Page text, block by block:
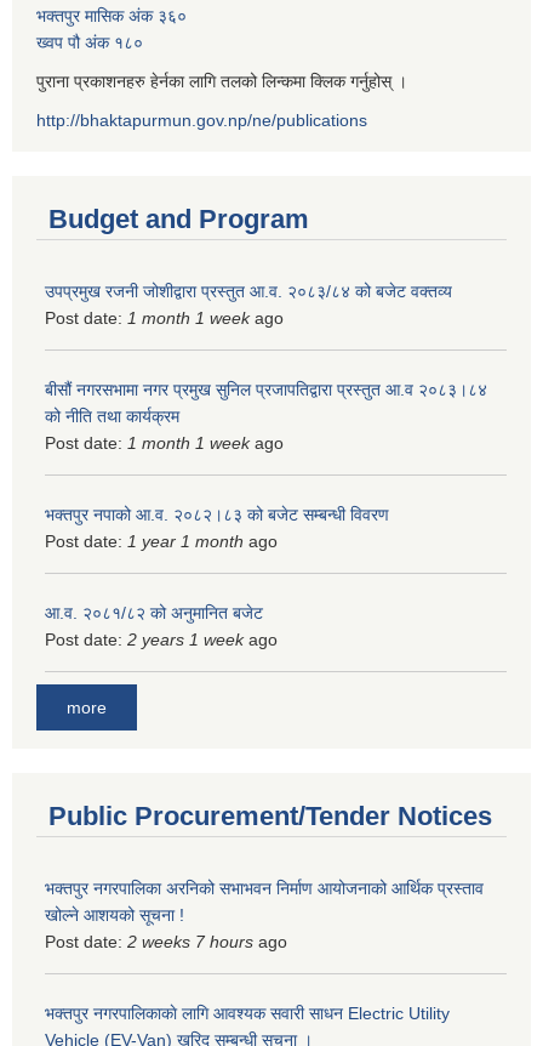
भक्तपुर मासिक अंक ३६०
ख्वप पौ अंक १८०
पुराना प्रकाशनहरु हेर्नका लागि तलको लिन्कमा क्लिक गर्नुहोस् ।
http://bhaktapurmun.gov.np/ne/publications
Budget and Program
उपप्रमुख रजनी जोशीद्वारा प्रस्तुत आ.व. २०८३/८४ को बजेट वक्तव्य
Post date: 1 month 1 weekago
बीसौं नगरसभामा नगर प्रमुख सुनिल प्रजापतिद्वारा प्रस्तुत आ.व‍ २०८३।८४
को नीति तथा कार्यक्रम
Post date: 1 month 1 weekago
भक्तपुर नपाको आ.व. २०८२।८३ को बजेट सम्बन्धी विवरण
Post date: 1 year 1 month ago
आ.व. २०८१/८२ को अनुमानित बजेट
Post date: 2 years 1 weekago
more
Public Procurement/Tender Notices
भक्तपुर नगरपालिका अरनिको सभाभवन निर्माण आयोजनाको आर्थिक प्रस्ताव
खोल्ने आशयको सूचना !
Post date: 2 weeks 7 hours ago
भक्तपुर नगरपालिकाकाे लागि आवश्यक सवारी साधन Electric Utility
Vehicle (EV-Van) खरिद सम्बन्धी सूचना ।